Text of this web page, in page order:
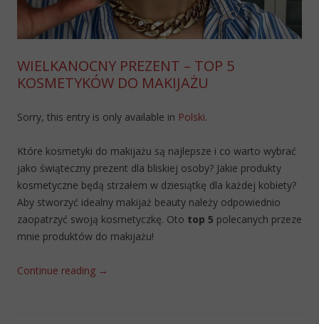
WIELKANOCNY PREZENT – TOP 5
KOSMETYKÓW DO MAKIJAŻU
Sorry, this entry is only available in Polski.
Które kosmetyki do makijażu są najlepsze i co warto wybrać
jako świąteczny prezent dla bliskiej osoby? Jakie produkty
kosmetyczne będą strzałem w dziesiątkę dla każdej kobiety?
Aby stworzyć idealny makijaż beauty należy odpowiednio
zaopatrzyć swoją kosmetyczkę. Oto top 5 polecanych przeze
mnie produktów do makijażu!
Continue reading →